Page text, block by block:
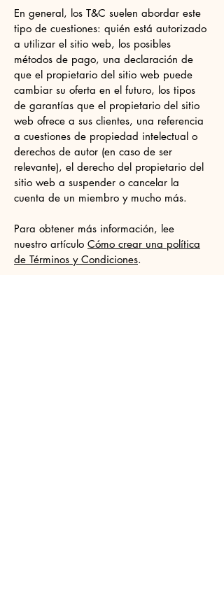
En general, los T&C suelen abordar este
tipo de cuestiones: quién está autorizado
a utilizar el sitio web, los posibles
métodos de pago, una declaración de
que el propietario del sitio web puede
cambiar su oferta en el futuro, los tipos
de garantías que el propietario del sitio
web ofrece a sus clientes, una referencia
a cuestiones de propiedad intelectual o
derechos de autor (en caso de ser
relevante), el derecho del propietario del
sitio web a suspender o cancelar la
cuenta de un miembro y mucho más.
Para obtener más información, lee
nuestro artículo Cómo crear una política
de Términos y Condiciones.